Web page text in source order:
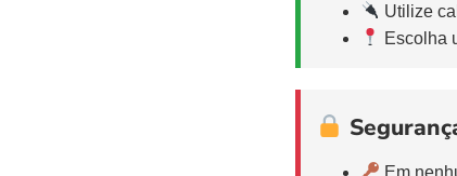
Utilize
Escolha
Em